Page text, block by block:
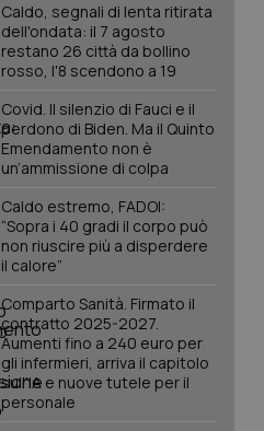
Caldo, segnali di lenta ritirata
dell'ondata: il 7 agosto
restano 26 città da bollino
rosso, l'8 scendono a 19
Covid. Il silenzio di Fauci e il
perdono di Biden. Ma il Quinto
Emendamento non è
un’ammissione di colpa
Caldo estremo, FADOI:
“Sopra i 40 gradi il corpo può
non riuscire più a disperdere
il calore”
Comparto Sanità. Firmato il
contratto 2025-2027.
Aumenti fino a 240 euro per
gli infermieri, arriva il capitolo
sull'IA e nuove tutele per il
personale